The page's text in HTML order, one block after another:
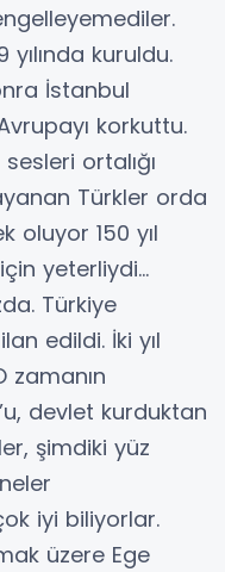
kuruldu.
İstanbul
korkuttu.
ortalığı
Türkler orda
oluyor 150 yıl
yeterliydi…
Türkiye
edildi. İki yıl
zamanın
devlet kurduktan
şimdiki yüz
iyi biliyorlar.
üzere Ege